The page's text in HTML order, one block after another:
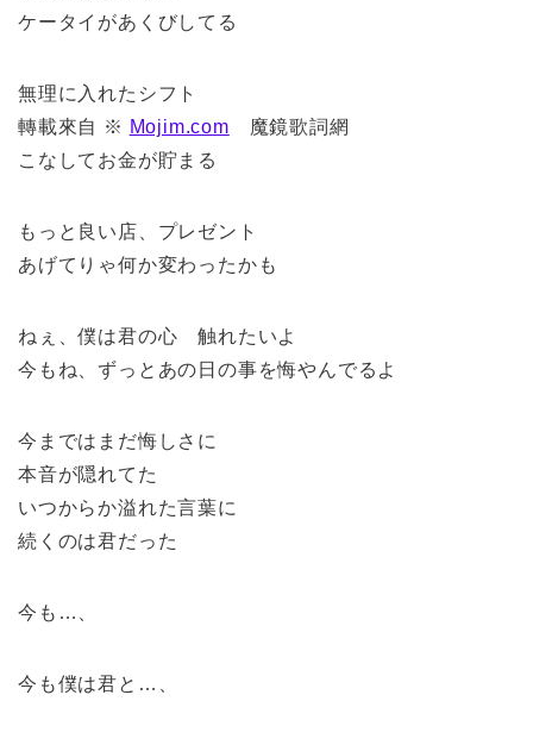
ケータイがあくびしてる
無理に入れたシフト
轉載來自 ※ Mojim.com 魔鏡歌詞網
こなしてお金が貯まる
もっと良い店、プレゼント
あげてりゃ何か変わったかも
ねぇ、僕は君の心 触れたいよ
今もね、ずっとあの日の事を悔やんでるよ
今まではまだ悔しさに
本音が隠れてた
いつからか溢れた言葉に
続くのは君だった
今も…、
今も僕は君と…、